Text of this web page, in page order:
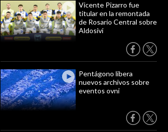
Vicente Pizarro fue
titular en la remontada
de Rosario Central sobre
Aldosivi
Pentágono libera
nuevos archivos sobre
eventos ovni